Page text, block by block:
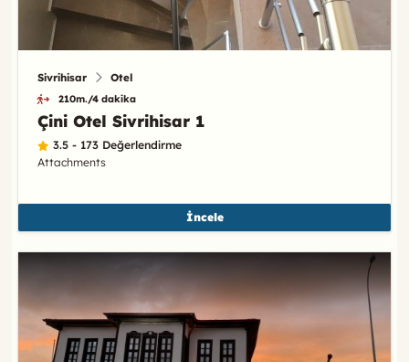
Sivrihisar Otel
210m./4 dakika
Çini Otel Sivrihisar 1
3.5 - 173 Değerlendirme
Attachments
İncele